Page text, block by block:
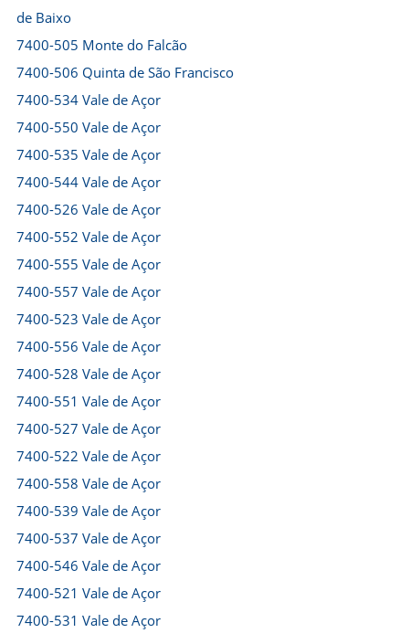
de Baixo
7400-505 Monte do Falcão
7400-506 Quinta de São Francisco
7400-534 Vale de Açor
7400-550 Vale de Açor
7400-535 Vale de Açor
7400-544 Vale de Açor
7400-526 Vale de Açor
7400-552 Vale de Açor
7400-555 Vale de Açor
7400-557 Vale de Açor
7400-523 Vale de Açor
7400-556 Vale de Açor
7400-528 Vale de Açor
7400-551 Vale de Açor
7400-527 Vale de Açor
7400-522 Vale de Açor
7400-558 Vale de Açor
7400-539 Vale de Açor
7400-537 Vale de Açor
7400-546 Vale de Açor
7400-521 Vale de Açor
7400-531 Vale de Açor